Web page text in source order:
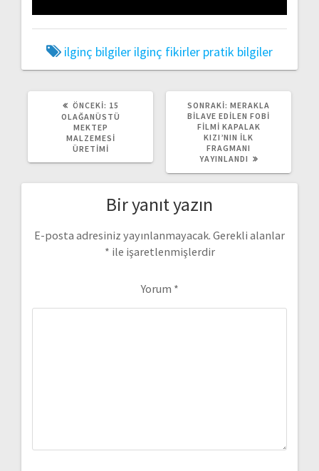
ilginç bilgiler ilginç fikirler pratik bilgiler
ÖNCEKI: ÖNCEKI
YAZI:
15
OLAĞANÜSTÜ
MEKTEP
MALZEMESI
ÜRETIMI
SONRAKI: SONRAKI
YAZI:
MERAKLA
BILAVE EDILEN FOBI
FILMI KAPALAK
KIZI’NIN İLK
FRAGMANI
YAYINLANDI
Bir yanıt yazın
E-posta adresiniz yayınlanmayacak. Gerekli alanlar
* ile işaretlenmişlerdir
Yorum *